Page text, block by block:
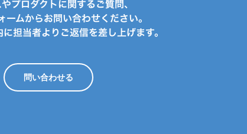
プロダクトに関するご質問、
ームからお問い合わせください。
担当者よりご返信を差し上げます。
問い合わせる